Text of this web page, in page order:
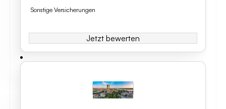
Sonstige Versicherungen
Jetzt bewerten